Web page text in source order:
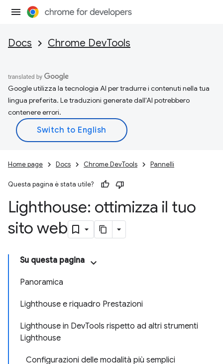
Docs Chrome DevTools
Google utilizza la tecnologia AI per tradurre i contenuti nella tua
lingua preferita. Le traduzioni generate dall'AI potrebbero
contenere errori.
Home page Docs Chrome DevTools Pannelli
Questa pagina è stata utile?
Lighthouse: ottimizza il tuo
sito web
Su questa pagina
Panoramica
Lighthouse e riquadro Prestazioni
Lighthouse in DevTools rispetto ad altri strumenti
Lighthouse
Configurazioni delle modalità più semplici